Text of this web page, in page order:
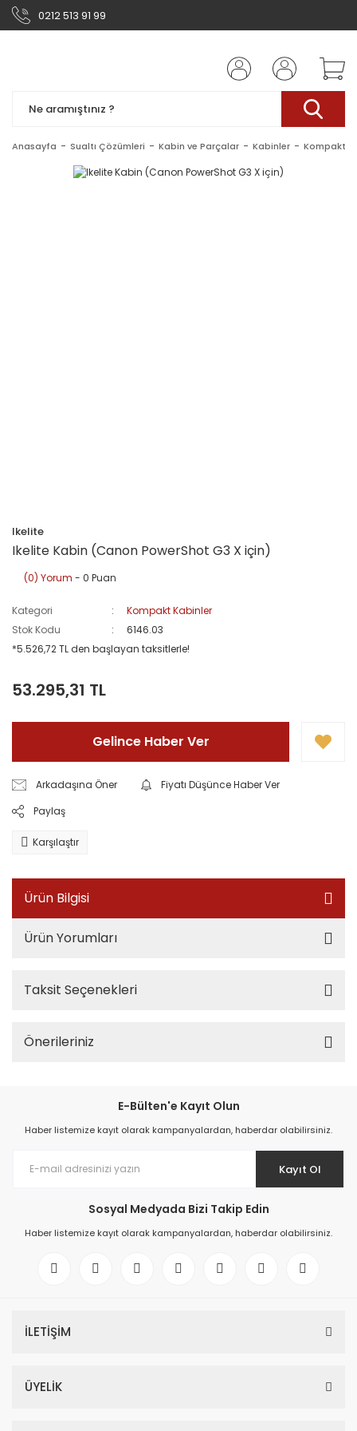
0212 513 91 99
Anasayfa Sualtı Çözümleri Kabin ve Parçalar Kabinler Kompakt
Ikelite
Ikelite Kabin (Canon PowerShot G3 X için)
(0) Yorum - 0 Puan
Kategori
Kompakt Kabinler
Stok Kodu
6146.03
*5.526,72 TL den başlayan taksitlerle!
53.295,31 TL
Gelince Haber Ver
Arkadaşına Öner
Fiyatı Düşünce Haber Ver
Paylaş
Karşılaştır
Ürün Bilgisi
Ürün Yorumları
Taksit Seçenekleri
Önerileriniz
E-Bülten'e Kayıt Olun
Haber listemize kayıt olarak kampanyalardan, haberdar olabilirsiniz.
Kayıt Ol
Sosyal Medyada Bizi Takip Edin
Haber listemize kayıt olarak kampanyalardan, haberdar olabilirsiniz.
İLETİŞİM
ÜYELİK